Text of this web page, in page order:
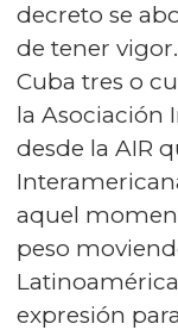
decreto se
de tener
Cuba tres o
la Asociación
desde la AIR
aquel
peso
expresión